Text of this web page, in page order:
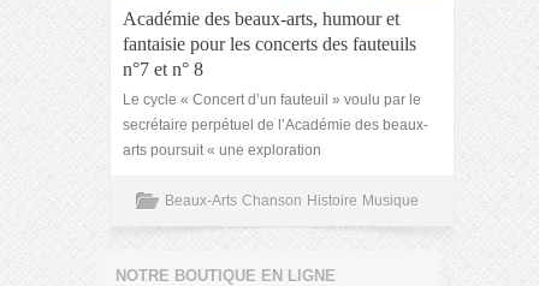
Académie des beaux-arts, humour et
fantaisie pour les concerts des fauteuils
n°7 et n° 8
Le cycle « Concert d’un fauteuil » voulu par le
secrétaire perpétuel de l’Académie des beaux-
arts poursuit « une exploration
Beaux-Arts Chanson Histoire Musique
NOTRE BOUTIQUE EN LIGNE